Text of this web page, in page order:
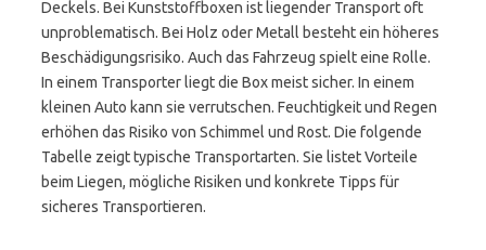
Deckels. Bei Kunststoffboxen ist liegender Transport oft
unproblematisch. Bei Holz oder Metall besteht ein höheres
Beschädigungsrisiko. Auch das Fahrzeug spielt eine Rolle.
In einem Transporter liegt die Box meist sicher. In einem
kleinen Auto kann sie verrutschen. Feuchtigkeit und Regen
erhöhen das Risiko von Schimmel und Rost. Die folgende
Tabelle zeigt typische Transportarten. Sie listet Vorteile
beim Liegen, mögliche Risiken und konkrete Tipps für
sicheres Transportieren.